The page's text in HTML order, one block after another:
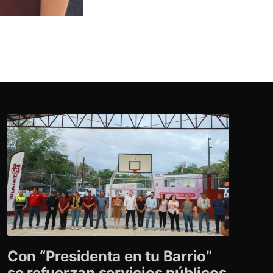
Con “Presidenta en tu Barrio”